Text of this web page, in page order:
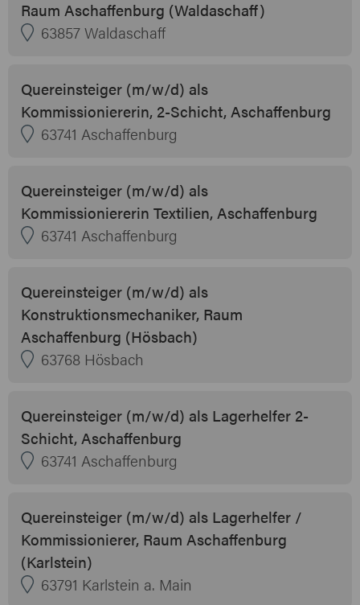
Raum Aschaffenburg (Waldaschaff)
63857 Waldaschaff
Quereinsteiger (m/w/d) als
Kommissioniererin, 2-Schicht, Aschaffenburg
63741 Aschaffenburg
Quereinsteiger (m/w/d) als
Kommissioniererin Textilien, Aschaffenburg
63741 Aschaffenburg
Quereinsteiger (m/w/d) als
Konstruktionsmechaniker, Raum
Aschaffenburg (Hösbach)
63768 Hösbach
Quereinsteiger (m/w/d) als Lagerhelfer 2-
Schicht, Aschaffenburg
63741 Aschaffenburg
Quereinsteiger (m/w/d) als Lagerhelfer /
Kommissionierer, Raum Aschaffenburg
(Karlstein)
63791 Karlstein a. Main